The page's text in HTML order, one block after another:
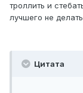
троллить и
лучшего не
Цитата